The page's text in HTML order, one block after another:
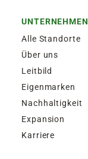
UNTERNEHMEN
Alle Standorte
Über uns
Leitbild
Eigenmarken
Nachhaltigkeit
Expansion
Karriere